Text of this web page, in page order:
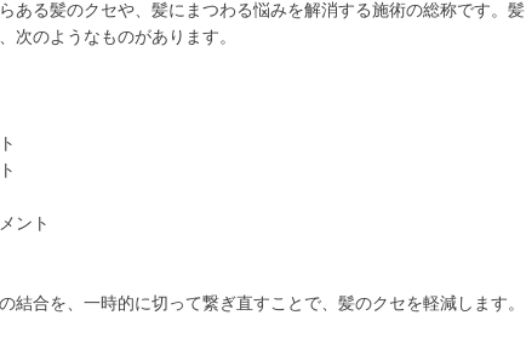
ある髪のクセや、髪にまつわる悩みを解消する施術の総称です。髪
次のようなものがあります。
ント
結合を、一時的に切って繋ぎ直すことで、髪のクセを軽減します。